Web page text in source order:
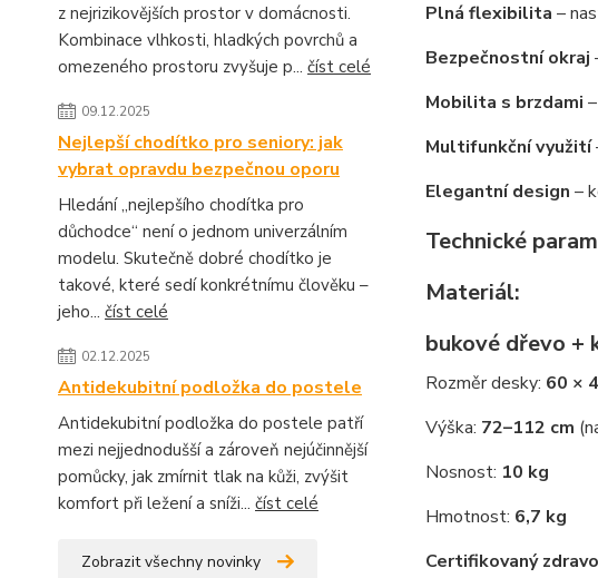
z nejrizikovějších prostor v domácnosti.
Kombinace vlhkosti, hladkých povrchů a
omezeného prostoru zvyšuje p... číst celé
09.12.2025
Nejlepší chodítko pro seniory: jak
vybrat opravdu bezpečnou oporu
Hledání „nejlepšího chodítka pro
důchodce“ není o jednom univerzálním
modelu. Skutečně dobré chodítko je
takové, které sedí konkrétnímu člověku –
jeho... číst celé
02.12.2025
Antidekubitní podložka do postele
Antidekubitní podložka do postele patří
mezi nejjednodušší a zároveň nejúčinnější
pomůcky, jak zmírnit tlak na kůži, zvýšit
komfort při ležení a sníži... číst celé
Zobrazit všechny novinky
Plná flexibilita –
Bezpečnostní okraj
Mobilita s brzdami
Multifunkční využití
Elegantní design –
Technické
Materiál:
bukové dřevo +
Rozměr desky: 60 ×
Výška: 72–112 cm
Nosnost: 10 kg
Hmotnost: 6,7 kg
Certifikovaný